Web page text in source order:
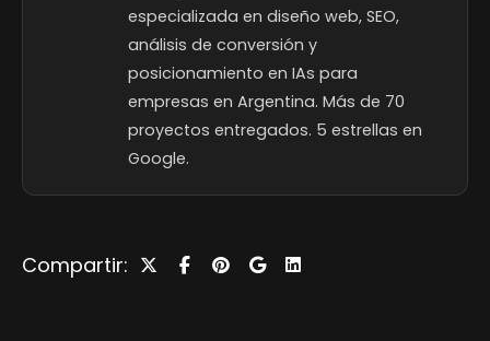
especializada en diseño web, SEO,
análisis de conversión y
posicionamiento en IAs para
empresas en Argentina. Más de 70
proyectos entregados. 5 estrellas en
Google.
Compartir: